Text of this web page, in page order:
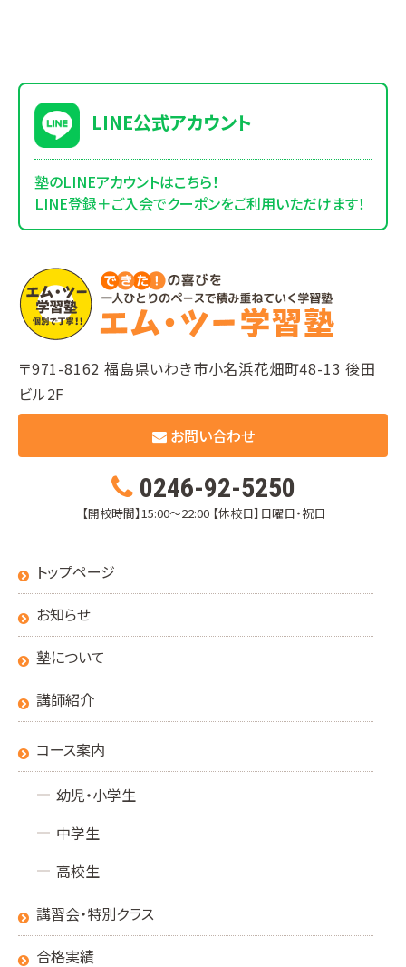
LINE公式アカウント
塾のLINEアカウントはこちら！
LINE登録＋ご入会でクーポンをご利用いただけます！
〒971-8162 福島県いわき市小名浜花畑町48-13 後田
ビル2F
お問い合わせ
0246-92-5250
【開校時間】15:00～22:00 【休校日】日曜日・祝日
トップページ
お知らせ
塾について
講師紹介
コース案内
幼児・小学生
中学生
高校生
講習会・特別クラス
合格実績